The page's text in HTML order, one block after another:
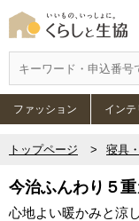
ファッション イン
トップページ 寝具
今治ふんわり５
心地よい暖かみと涼